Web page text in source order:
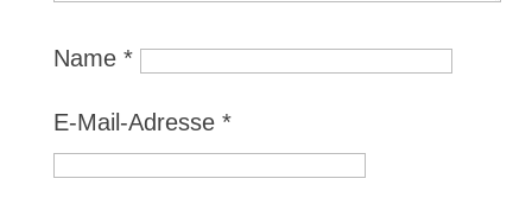
Name *
E-Mail-Adresse *